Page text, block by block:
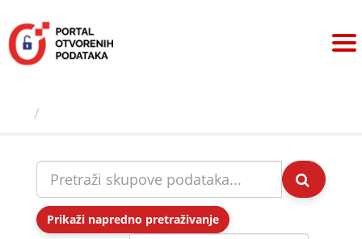
sadržaj
Prikaži napredno pretraživanje